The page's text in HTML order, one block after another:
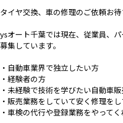
タイヤ交換、車の修理のご依頼お待
ysオート千葉では現在、従業員、
募集しています。
・自動車業界で独立したい方
・経験者の方
・未経験で技術を学びたい自動車
・販売業務をしていて安く修理を
・車検の代行や登録業務をやって